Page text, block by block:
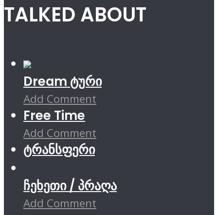
TALKED ABOUT
Dream ტური
Add Comment
Free Time
Add Comment
ტრანსფერი
ჩეხეთი / პრაღა
Add Comment